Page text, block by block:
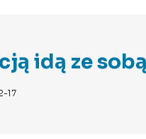
idą ze
17